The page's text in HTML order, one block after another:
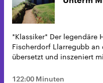
*Klassiker* Der legendäre
Fischerdorf Llarregubb an
übersetzt und inszeniert
122:00 Minuten